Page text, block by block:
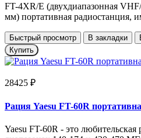
FT-4XR/E (двухдиапазонная
мм) портативная радиостанция,
Быстрый просмотр В закладки
Купить
28425 ₽
Рация Yaesu FT-60R
Yaesu FT-60R - это любительская